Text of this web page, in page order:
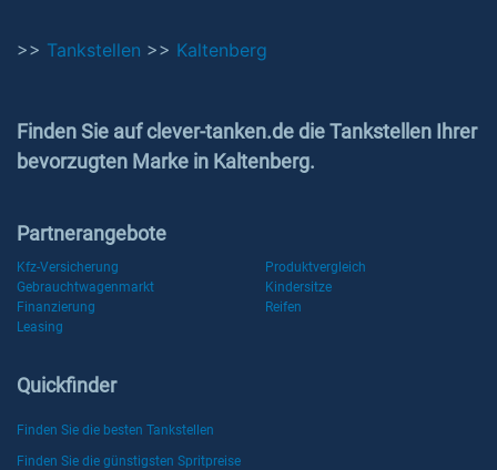
>> Tankstellen >> Kaltenberg
Finden Sie auf clever-tanken.de die Tankstellen Ihrer
bevorzugten Marke in Kaltenberg.
Partnerangebote
Kfz-Versicherung
Produktvergleich
Gebrauchtwagenmarkt
Kindersitze
Finanzierung
Reifen
Leasing
Quickfinder
Finden Sie die besten Tankstellen
Finden Sie die günstigsten Spritpreise